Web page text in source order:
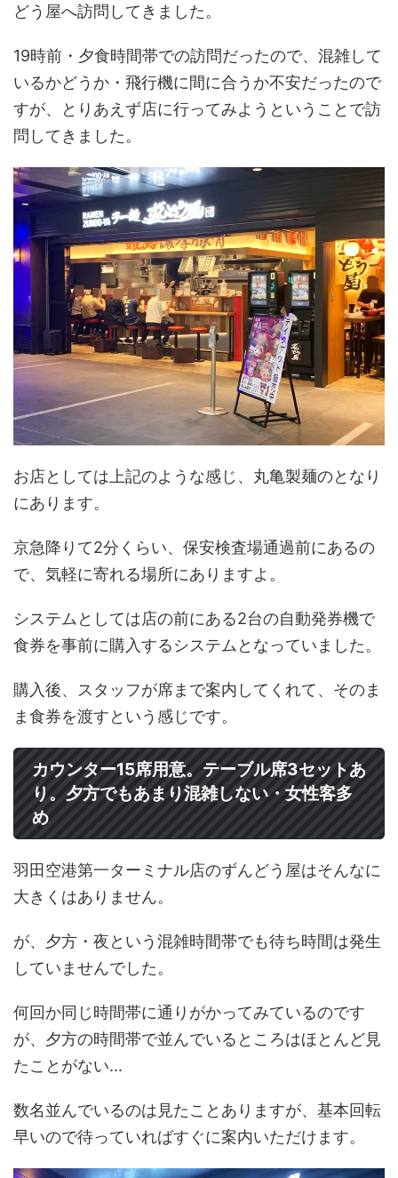
どう屋へ訪問してきました。
19時前・夕食時間帯での訪問だったので、混雑して
いるかどうか・飛行機に間に合うか不安だったので
すが、とりあえず店に行ってみようということで訪
問してきました。
お店としては上記のような感じ、丸亀製麺のとなり
にあります。
京急降りて2分くらい、保安検査場通過前にあるの
で、気軽に寄れる場所にありますよ。
システムとしては店の前にある2台の自動発券機で
食券を事前に購入するシステムとなっていました。
購入後、スタッフが席まで案内してくれて、そのま
ま食券を渡すという感じです。
カウンター15席用意。テーブル席3セットあ
り。夕方でもあまり混雑しない・女性客多
め
羽田空港第一ターミナル店のずんどう屋はそんなに
大きくはありません。
が、夕方・夜という混雑時間帯でも待ち時間は発生
していませんでした。
何回か同じ時間帯に通りがかってみているのです
が、夕方の時間帯で並んでいるところはほとんど見
たことがない...
数名並んでいるのは見たことありますが、基本回転
早いので待っていればすぐに案内いただけます。